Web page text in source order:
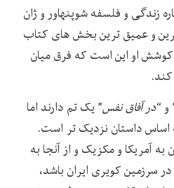
زندگی و فلسفه شوپنهاور و ژان
و عمیق ترین بخش های کتاب
او این است که فرق میان
و “در آفاق نفس” یک تم دارند اما
اساس داستان نزدیک تر است.
به آمریکا و مکزیک و از آنجا به
سرزمین کویری ایران باشد،